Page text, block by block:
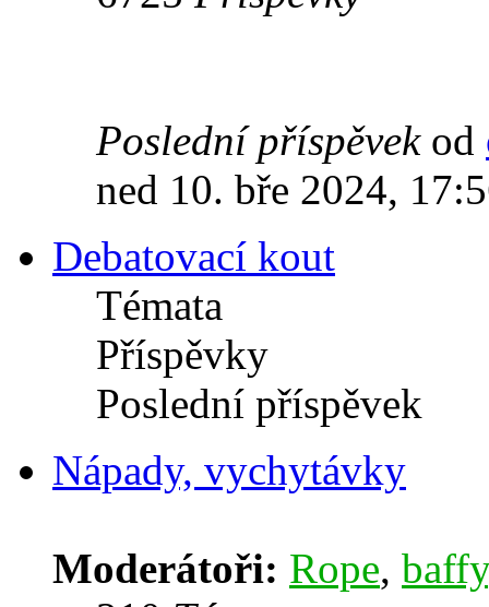
Poslední příspěvekod
ned 10. bře 2024,
Debatovací kout
Témata
Příspěvky
Poslední příspěvek
Nápady, vychytávky
Moderátoři: Rope, baffy